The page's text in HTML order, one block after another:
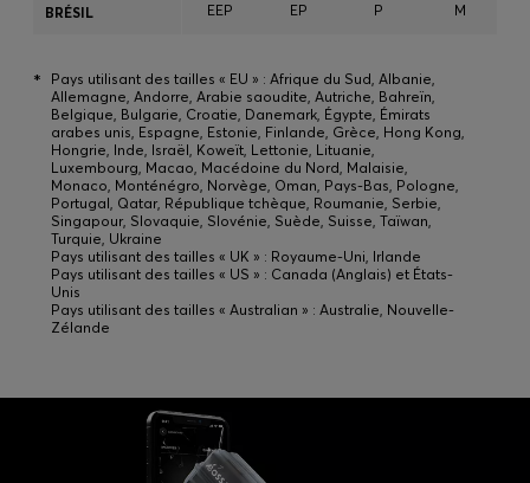
EEP EP P M
BRÉSIL
*
Pays utilisant des tailles « EU » : Afrique du Sud, Albanie,
Allemagne, Andorre, Arabie saoudite, Autriche, Bahreïn,
Belgique, Bulgarie, Croatie, Danemark, Égypte, Émirats
arabes unis, Espagne, Estonie, Finlande, Grèce, Hong Kong,
Hongrie, Inde, Israël, Koweït, Lettonie, Lituanie,
Luxembourg, Macao, Macédoine du Nord, Malaisie,
Monaco, Monténégro, Norvège, Oman, Pays-Bas, Pologne,
Portugal, Qatar, République tchèque, Roumanie, Serbie,
Singapour, Slovaquie, Slovénie, Suède, Suisse, Taïwan,
Turquie, Ukraine
Pays utilisant des tailles « UK » : Royaume-Uni, Irlande
Pays utilisant des tailles « US » : Canada (Anglais) et États-
Unis
Pays utilisant des tailles « Australian » : Australie, Nouvelle-
Zélande